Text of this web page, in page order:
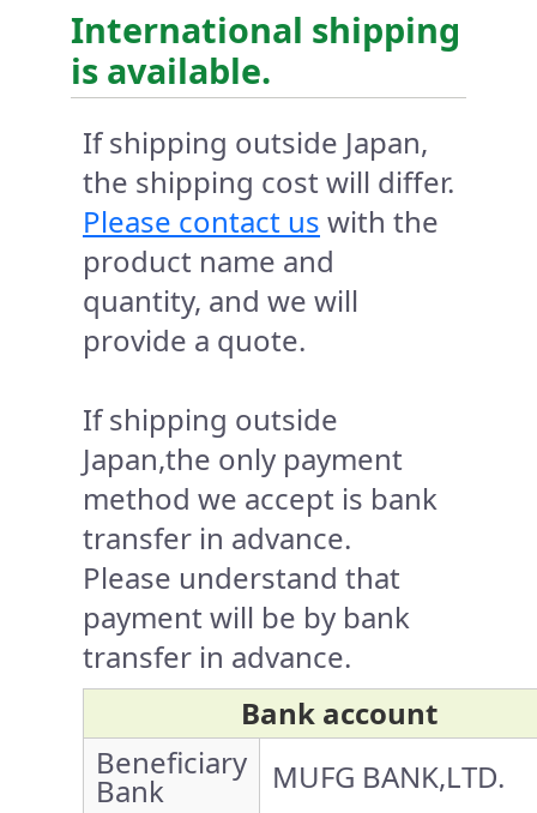
International shipping
is available.
If shipping outside Japan,
the shipping cost will differ.
Please contact us with the
product name and
quantity, and we will
provide a quote.
If shipping outside
Japan,the only payment
method we accept is bank
transfer in advance.
Please understand that
payment will be by bank
transfer in advance.
Bank account
Beneficiary
Bank
MUFG BANK,LTD.